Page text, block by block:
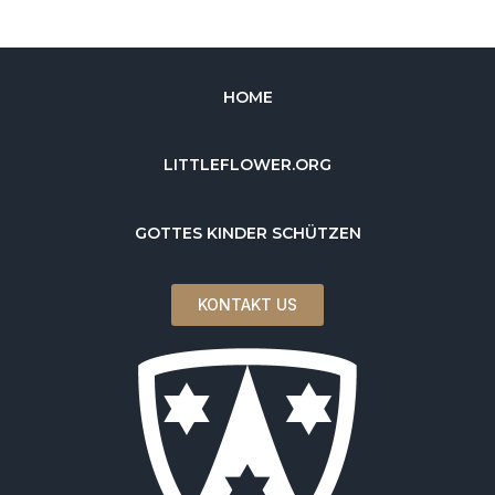
HOME
LITTLEFLOWER.ORG
GOTTES KINDER SCHÜTZEN
KONTAKT US